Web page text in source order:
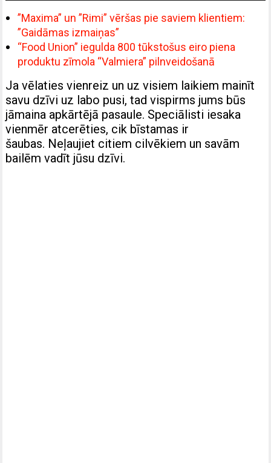
”Maxima” un ”Rimi” vēršas pie saviem klientiem:
”Gaidāmas izmaiņas”
“Food Union” iegulda 800 tūkstošus eiro piena
produktu zīmola “Valmiera” pilnveidošanā
Ja vēlaties vienreiz un uz visiem laikiem mainīt
savu dzīvi uz labo pusi, tad vispirms jums būs
jāmaina apkārtējā pasaule. Speciālisti iesaka
vienmēr atcerēties, cik bīstamas ir
šaubas. Neļaujiet citiem cilvēkiem un savām
bailēm vadīt jūsu dzīvi.